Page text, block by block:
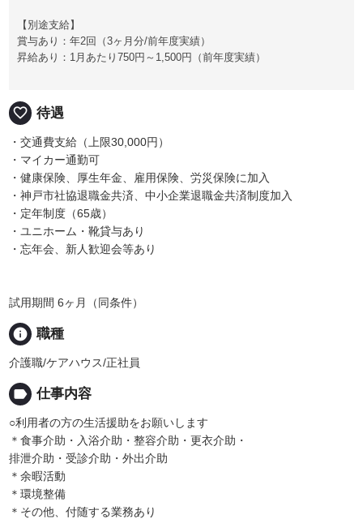
【別途支給】
賞与あり：年2回（3ヶ月分/前年度実績）
昇給あり：1月あたり750円～1,500円（前年度実績）
favorite_border 待遇
・交通費支給（上限30,000円）
・マイカー通勤可
・健康保険、厚生年金、雇用保険、労災保険に加入
・神戸市社協退職金共済、中小企業退職金共済制度加入
・定年制度（65歳）
・ユニホーム・靴貸与あり
・忘年会、新人歓迎会等あり
試用期間 6ヶ月（同条件）
info 職種
介護職/ケアハウス/正社員
label 仕事内容
○利用者の方の生活援助をお願いします
＊食事介助・入浴介助・整容介助・更衣介助・
排泄介助・受診介助・外出介助
＊余暇活動
＊環境整備
＊その他、付随する業務あり